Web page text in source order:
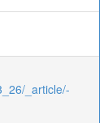
_article/-